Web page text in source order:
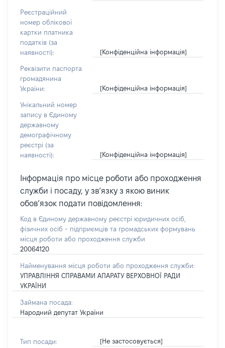
Реєстраційний
номер облікової
картки платника
податків (за
наявності):
[Конфіденційна інформація]
Реквізити паспорта
громадянина
України:
[Конфіденційна інформація]
Унікальний номер
запису в Єдиному
державному
демографічному
реєстрі (за
наявності):
[Конфіденційна інформація]
Інформація про місце роботи або проходження
служби і посаду, у зв’язку з якою виник
обов’язок подати повідомлення:
Код в Єдиному державному реєстрі юридичних осіб,
фізичних осіб - підприємців та громадських формувань
місця роботи або проходження служби
20064120
Найменування місця роботи або проходження служби:
УПРАВЛІННЯ СПРАВАМИ АПАРАТУ ВЕРХОВНОЇ РАДИ
УКРАЇНИ
Займана посада:
Народний депутат України
Тип посади: [Не застосовується]